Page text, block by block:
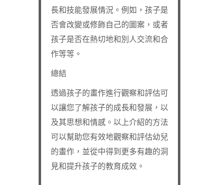
長和技能發展情況。例如，孩子是
否會改變或修飾自己的圖案，或者
孩子是否在熱切地和別人交流和合
作等等。
總結
透過孩子的畫作進行觀察和評估可
以讓您了解孩子的成長和發展，以
及其思想和情感。以上介紹的方法
可以幫助您有效地觀察和評估幼兒
的畫作，並從中得到更多有趣的洞
見和提升孩子的教育成效。